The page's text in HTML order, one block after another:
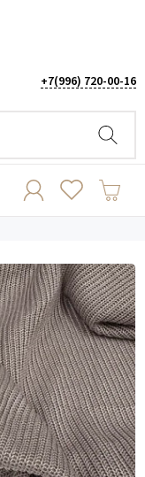
+7(996) 720-00-16